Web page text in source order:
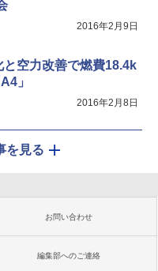
2016年2月9日
と空力改善で燃費18.4k
」
2016年2月8日
を見る
お問い合わせ
編集部へのご連絡